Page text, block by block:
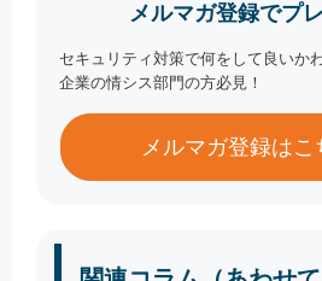
メルマガ登録でプ
セキュリティ対策で何をして良いか
企業の情シス部門の方必見！
メルマガ登録はこ